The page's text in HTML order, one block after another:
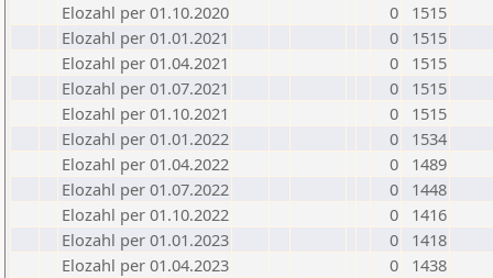
Elozahl per 01.10.2020
0
1515
Elozahl per 01.01.2021
0
1515
Elozahl per 01.04.2021
0
1515
Elozahl per 01.07.2021
0
1515
Elozahl per 01.10.2021
0
1515
Elozahl per 01.01.2022
0
1534
Elozahl per 01.04.2022
0
1489
Elozahl per 01.07.2022
0
1448
Elozahl per 01.10.2022
0
1416
Elozahl per 01.01.2023
0
1418
Elozahl per 01.04.2023
0
1438